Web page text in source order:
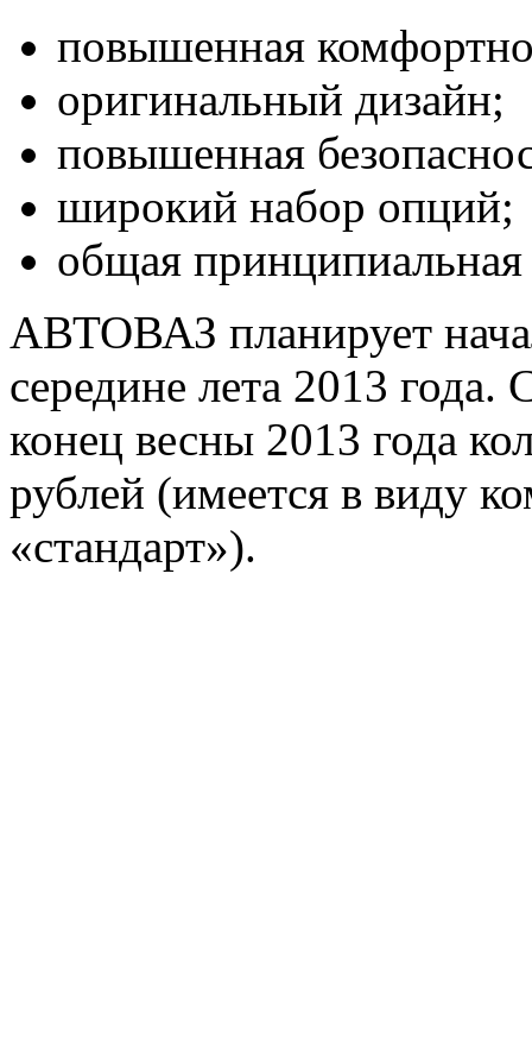
повышенная
оригинальный дизайн;
повышенная
широкий набор опций;
общая
АВТОВАЗ планирует
середине лета 2013
конец весны 2013 года
рублей (имеется в виду
«стандарт»).